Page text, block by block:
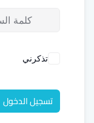
تذكرني
تسجيل الدخول